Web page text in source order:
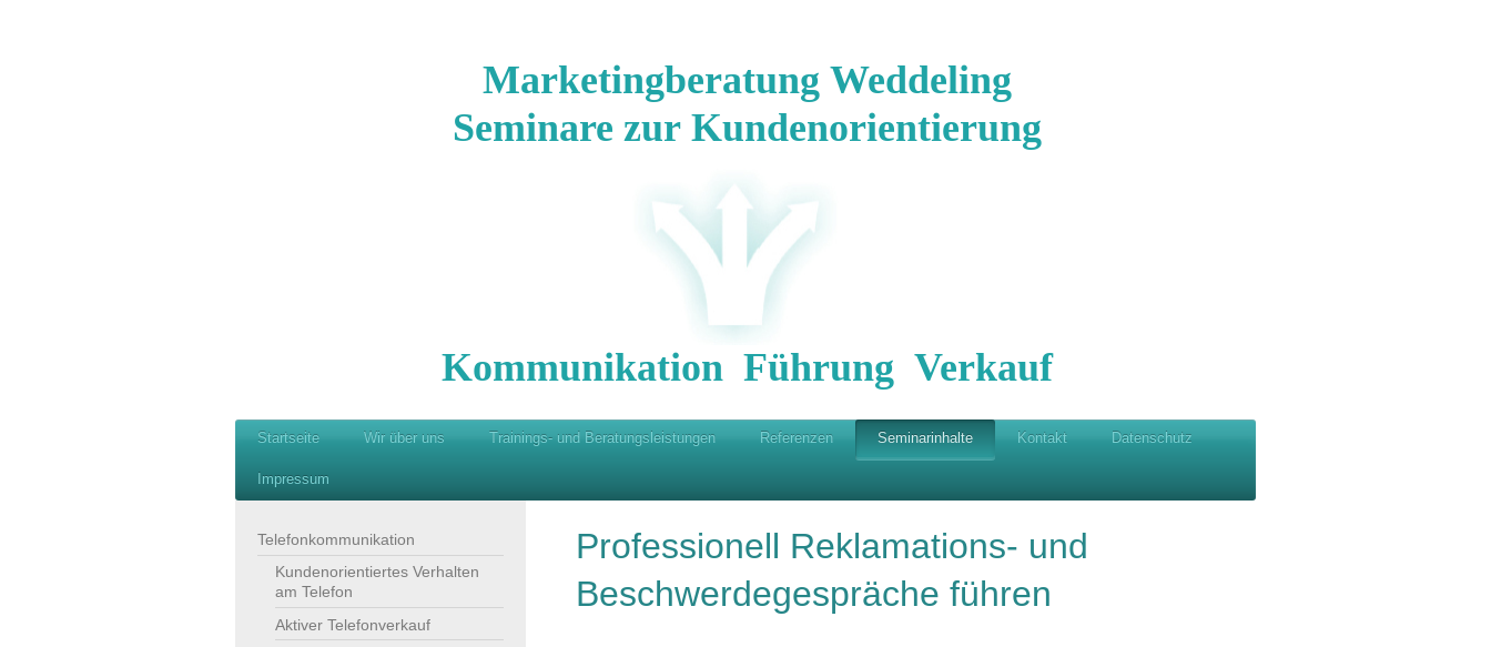
Marketingberatung Weddeling
Seminare zur Kundenorientierung
Kommunikation Führung Verkauf
Startseite Wir über uns Trainings- und Beratungsleistungen Referenzen Seminarinhalte Kontakt Datenschutz
Impressum
Professionell Reklamations- und
Beschwerdegespräche führen
Telefonkommunikation
Kundenorientiertes Verhalten
am Telefon
Aktiver Telefonverkauf